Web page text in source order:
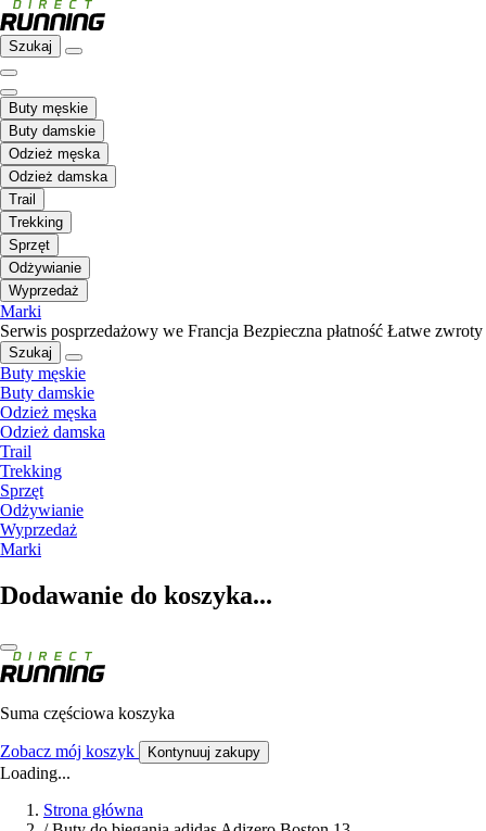
Szukaj
Buty męskie
Buty damskie
Odzież męska
Odzież damska
Trail
Trekking
Sprzęt
Odżywianie
Wyprzedaż
Marki
Serwis posprzedażowy we Francja Bezpieczna płatność Łatwe zwroty
Szukaj
Buty męskie
Buty damskie
Odzież męska
Odzież damska
Trail
Trekking
Sprzęt
Odżywianie
Wyprzedaż
Marki
Dodawanie do koszyka...
Suma częściowa koszyka
Zobacz mój koszyk Kontynuuj zakupy
Loading...
Strona główna